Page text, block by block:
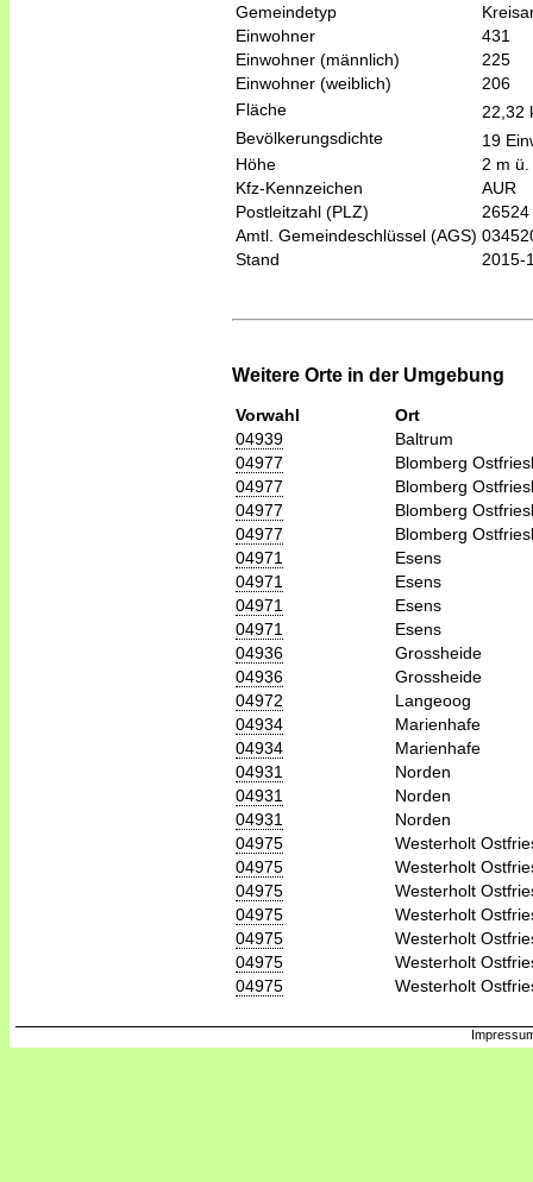
Gemeindetyp
Einwohner
431
Einwohner (männlich)
225
Einwohner (weiblich)
206
Fläche
22,32
Bevölkerungsdichte
19
Höhe
2 m ü.
Kfz-Kennzeichen
AUR
Postleitzahl (PLZ)
26524
Amtl. Gemeindeschlüssel (AGS)
Stand
2015-
Weitere Orte in der Umgebung
Vorwahl
Ort
04939
Baltrum
04977
Blomberg Ostfriesl
04977
Blomberg Ostfriesl
04977
Blomberg Ostfriesl
04977
Blomberg Ostfriesl
04971
Esens
04971
Esens
04971
Esens
04971
Esens
04936
Grossheide
04936
Grossheide
04972
Langeoog
04934
Marienhafe
04934
Marienhafe
04931
Norden
04931
Norden
04931
Norden
04975
Westerholt
04975
Westerholt
04975
Westerholt
04975
Westerholt
04975
Westerholt
04975
Westerholt
04975
Westerholt